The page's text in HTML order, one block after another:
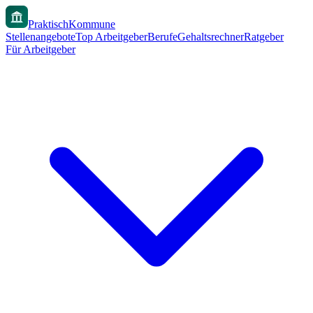
PraktischKommune
StellenangeboteTop ArbeitgeberBerufeGehaltsrechnerRatgeber
Für Arbeitgeber